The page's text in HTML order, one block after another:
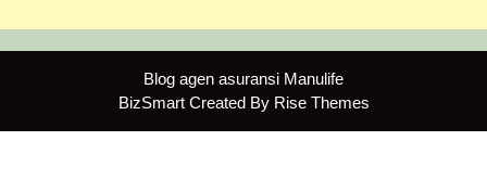
Blog agen asuransi Manulife
BizSmart Created By Rise Themes